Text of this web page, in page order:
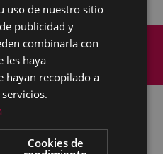
Aviso legal
uso de nuestro sitio
publicidad y
combinarla con
les haya
hayan recopilado a
Cookies de